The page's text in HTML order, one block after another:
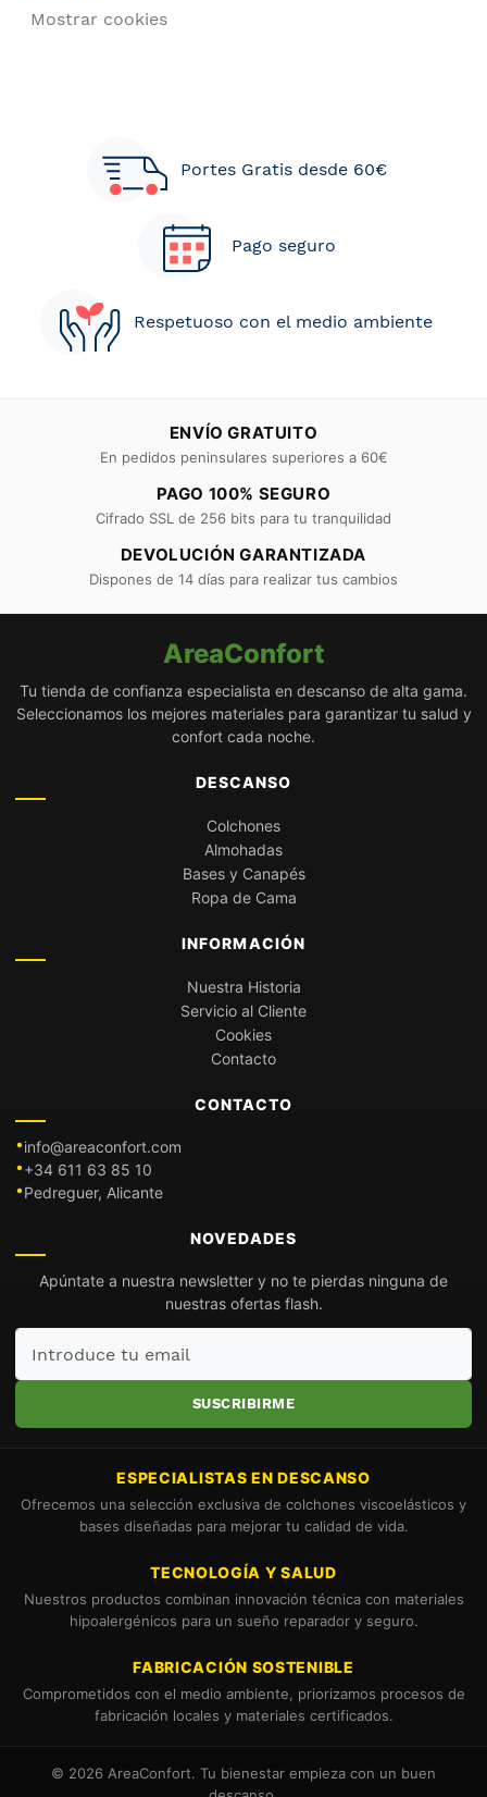
Mostrar cookies
Portes Gratis desde 60€
Pago seguro
Respetuoso con el medio ambiente
ENVÍO GRATUITO
En pedidos peninsulares superiores a 60€
PAGO 100% SEGURO
Cifrado SSL de 256 bits para tu tranquilidad
DEVOLUCIÓN GARANTIZADA
Dispones de 14 días para realizar tus cambios
AreaConfort
Tu tienda de confianza especialista en descanso de alta gama.
Seleccionamos los mejores materiales para garantizar tu salud y
confort cada noche.
DESCANSO
Colchones
Almohadas
Bases y Canapés
Ropa de Cama
INFORMACIÓN
Nuestra Historia
Servicio al Cliente
Cookies
Contacto
CONTACTO
info@areaconfort.com
+34 611 63 85 10
Pedreguer, Alicante
NOVEDADES
Apúntate a nuestra newsletter y no te pierdas ninguna de
nuestras ofertas flash.
Introduce
email
SUSCRIBIRME
ESPECIALISTAS EN DESCANSO
Ofrecemos una selección exclusiva de colchones viscoelásticos y
bases diseñadas para mejorar tu calidad de vida.
TECNOLOGÍA Y SALUD
Nuestros productos combinan innovación técnica con materiales
hipoalergénicos para un sueño reparador y seguro.
FABRICACIÓN SOSTENIBLE
Comprometidos con el medio ambiente, priorizamos procesos de
fabricación locales y materiales certificados.
© 2026 AreaConfort. Tu bienestar empieza con un buen